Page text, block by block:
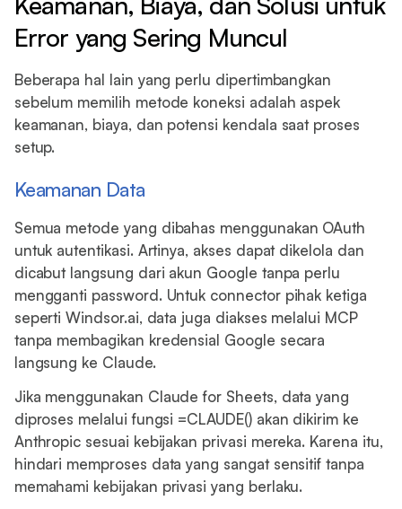
Error yang Sering Muncul
Beberapa hal lain yang perlu dipertimbangkan
sebelum memilih metode koneksi adalah aspek
keamanan, biaya, dan potensi kendala saat proses
setup.
Keamanan Data
Semua metode yang dibahas menggunakan OAuth
untuk autentikasi. Artinya, akses dapat dikelola dan
dicabut langsung dari akun Google tanpa perlu
mengganti password. Untuk connector pihak ketiga
seperti Windsor.ai, data juga diakses melalui MCP
tanpa membagikan kredensial Google secara
langsung ke Claude.
Jika menggunakan Claude for Sheets, data yang
diproses melalui fungsi =CLAUDE() akan dikirim ke
Anthropic sesuai kebijakan privasi mereka. Karena itu,
hindari memproses data yang sangat sensitif tanpa
memahami kebijakan privasi yang berlaku.